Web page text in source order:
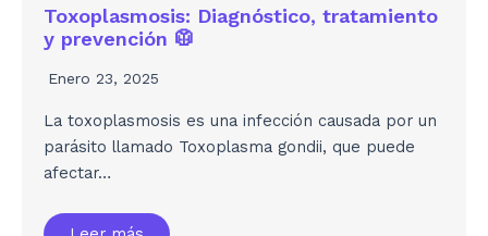
Toxoplasmosis: Diagnóstico, tratamiento
y prevención 🥼
Enero 23, 2025
La toxoplasmosis es una infección causada por un
parásito llamado Toxoplasma gondii, que puede
afectar…